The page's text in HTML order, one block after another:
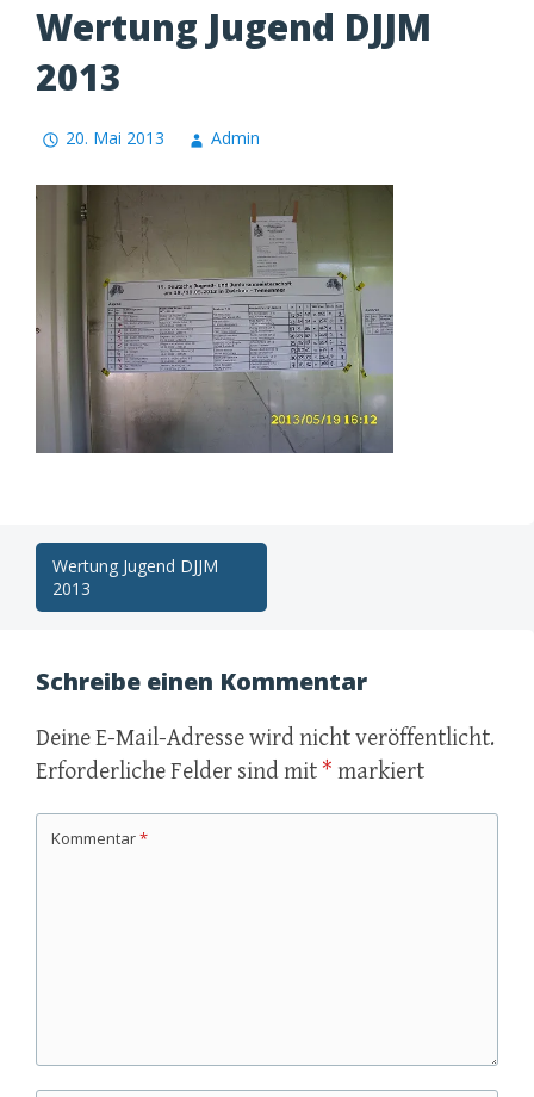
Wertung Jugend DJJM
2013
20. Mai 2013 Admin
Post
navigation
Wertung Jugend DJJM
2013
Schreibe einen Kommentar
Deine E-Mail-Adresse wird nicht veröffentlicht.
Erforderliche Felder sind mit * markiert
Kommentar*